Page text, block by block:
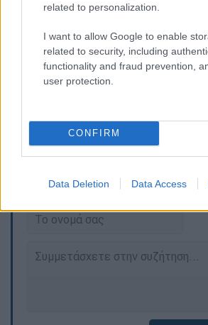
related to personalization.
I want to allow Google to enable
related to security, including
functionality and fraud prevention,
user protection.
CONFIRM
Data Deletion Data Access
«Ηταν μια εμπειρία που δεν
με τους ανθρώπους μας
γεμάτο αγάπη ως πάνω, η αρχή
γεμάτο όνειρα μόλις άρχισε!
ευχαριστούμε όλους!»
ΕΘΝΟΣ θα παρεμβαίνει και τα προσβλητικά
διαγράφονται